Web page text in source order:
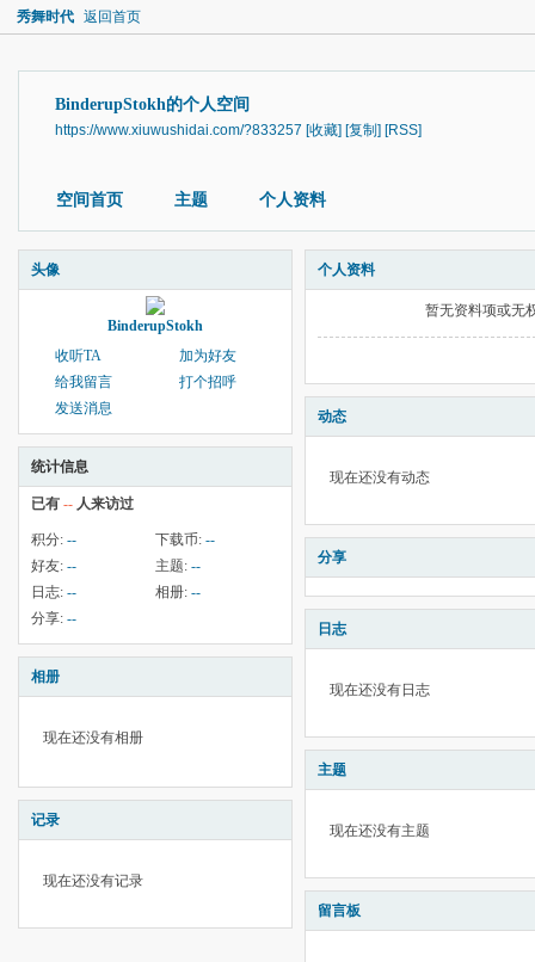
秀舞时代 返回首页
BinderupStokh的个人空间
https://www.xiuwushidai.com/?833257 [收藏] [复制] [RSS]
空间首页 主题 个人资料
头像
BinderupStokh
收听TA
加为好友
给我留言
打个招呼
发送消息
统计信息
已有 -- 人来访过
积分: -- 下载币: --
好友: -- 主题: --
日志: -- 相册: --
分享: --
相册
现在还没有相册
记录
现在还没有记录
个人资料
暂无资料项或无
动态
现在还没有动态
分享
日志
现在还没有日志
主题
现在还没有主题
留言板